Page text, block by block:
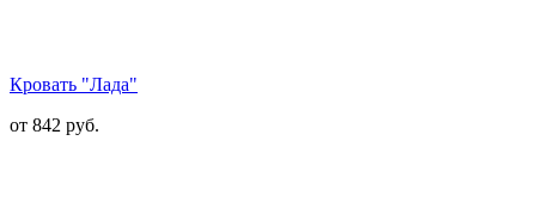
Кровать "Лада"
от 842 руб.